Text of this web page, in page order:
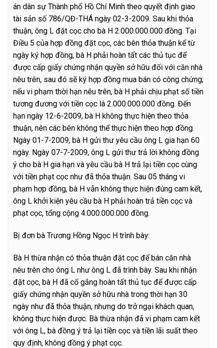
án dân sự Thành phố Hồ Chí Minh theo quyết định giao
tài sản số 786/QĐ-THÁ ngày 02-3-2009. Sau khi thỏa
thuận, ông L đặt cọc cho bà H 2.000.000.000 đồng. Tại
Điều 5 của hợp đồng đặt cọc, các bên thỏa thuận kể từ
ngày ký hợp đồng, bà H phải hoàn tất các thủ tục để
được cấp giấy chứng nhận quyền sở hữu đối với căn nhà
nêu trên, sau đó sẽ ký hợp đồng mua bán có công chứng;
nếu vi phạm thời hạn nêu trên, bà H phải chịu phạt số tiền
tương đương với tiền cọc là 2.000.000.000 đồng. Đến
hạn ngày 12-6-2009, bà H không thực hiện theo thỏa
thuận, nên các bên không thể thực hiện theo hợp đồng.
Ngày 01-7-2009, bà H gửi thư yêu cầu ông L gia hạn 60
ngày. Ngày 07-7-2009, ông L gửi thư trả lời không đồng
ý cho bà H gia hạn và yêu cầu bà H trả lại tiền cọc cùng
với tiền phạt cọc như đã thỏa thuận. Sau 05 tháng vi
phạm hợp đồng, bà H vẫn không thực hiện đúng cam kết,
ông L khởi kiện yêu cầu bà H phải hoàn trả tiền cọc và
phạt cọc, tổng cộng 4.000.000.000 đồng.
Bị đơn bà Trương Hồng Ngọc H trình bày:
Bà H thừa nhận có thỏa thuận đặt cọc để bán căn nhà
nêu trên cho ông L như ông L đã trình bày. Sau khi nhận
đặt cọc, bà H đã cố gắng hoàn tất thủ tục để được cấp
giấy chứng nhận quyền sở hữu nhà trong thời hạn 30
ngày như đã thỏa thuận, nhưng do trở ngại khách quan,
không thực hiện được. Bà thừa nhận đã vi phạm cam kết
với ông L, bà đồng ý trả lại tiền cọc và tiền lãi suất theo
quy định, không đồng ý phạt cọc.